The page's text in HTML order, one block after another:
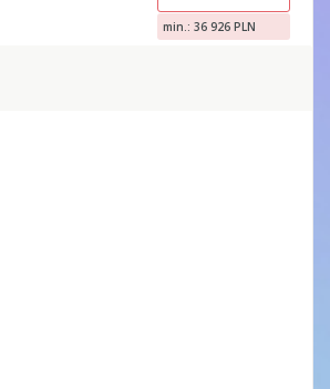
min.: 36 926 PLN